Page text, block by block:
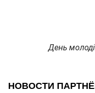
День